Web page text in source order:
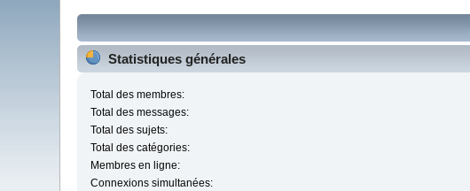
Statistiques générales
Total des membres:
Total des messages:
Total des sujets:
Total des catégories:
Membres en ligne:
Connexions simultanées: